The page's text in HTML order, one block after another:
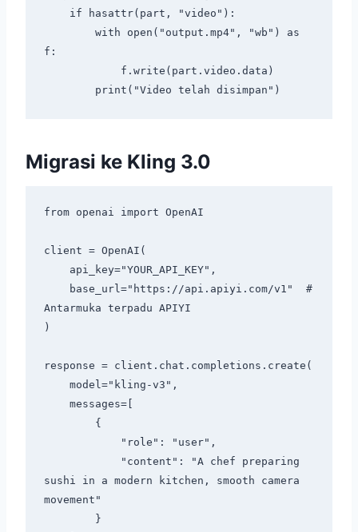
f:
Migrasi ke Kling 3.0
from openai import OpenAI
client = OpenAI(
Antarmuka terpadu APIYI
)
response = client.chat.completions.create(
sushi in a modern kitchen, smooth camera
movement"